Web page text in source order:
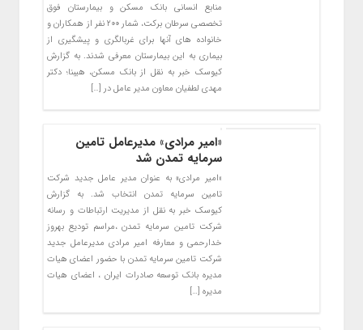
منابع انسانی بانک مسکن و بیمارستان فوق
تخصصی سرطان برکت، شمار ۲۰۰ نفر از همکاران و
خانواده های آنها برای غربالگری و پیشگیری از
بیماری به این بیمارستان معرفی شدند. به گزارش
کیوسک خبر به نقل از بانک مسکن، هیبنا؛ دکتر
مهدی لطفیان معاون مدیر عامل در […]
«امیر مرادی» مدیرعامل تامین
سرمایه تمدن شد
«امیر مرادی» به عنوان مدیر عامل جدید شرکت
تامین سرمایه تمدن انتخاب شد. به گزارش
کیوسک خبر به نقل از مدیریت ارتباطات و رسانه
شرکت تامین سرمایه تمدن ،مراسم تودیع بهروز
خدارحمی و معارفه امیر مرادی مدیرعامل جدید
شرکت تامین سرمایه تمدن با حضور اعضای هیات
مدیره بانک توسعه صادرات ایران ، اعضای هیات
مدیره […]